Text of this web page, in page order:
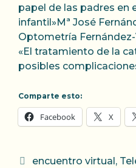
papel de las padres en
infantil»Mª José
Optometría Fernández-
«El tratamiento de la
posibles
Comparte esto:
Facebook X
Categorías
encuentro virtual ,